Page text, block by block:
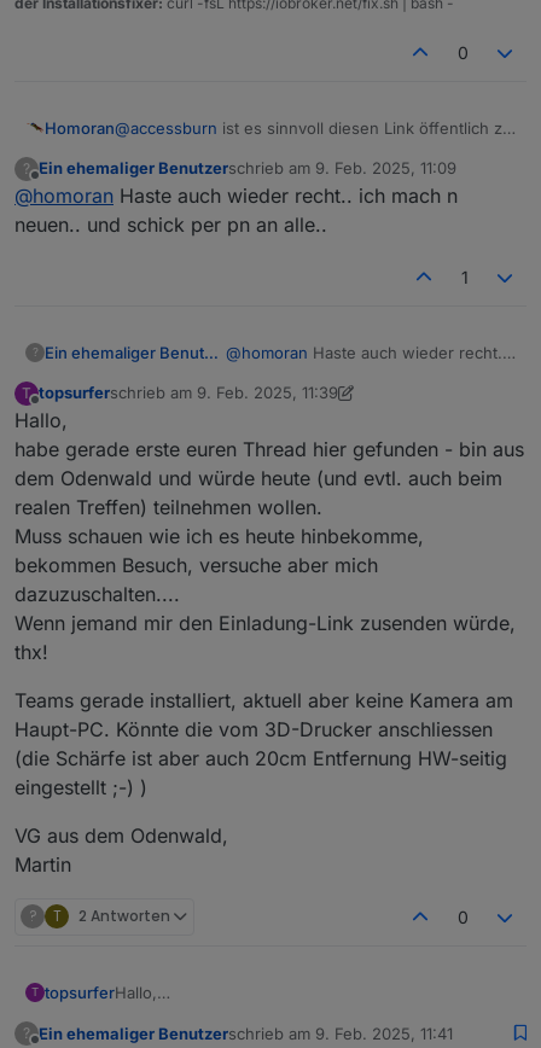
0
Homoran@accessburn ist es sinnvoll diesen Link öffentlich zu
?
Offline
Ein ehemaliger Benutzerschrieb am 9. Feb. 2025, 11:09
zuletzt editiert von
@homoran Haste auch wieder recht.. ich mach n
neuen.. und schick per pn an alle..
1
? Ein ehemaliger Benutzer @homoran Haste auch wieder recht..
an alle..
T
Offline
topsurferschrieb am 9. Feb. 2025, 11:39
zuletzt editiert von topsurfer2. Sept. 2025, 12:39
Hallo,
habe gerade erste euren Thread hier gefunden - bin aus
dem Odenwald und würde heute (und evtl. auch beim
realen Treffen) teilnehmen wollen.
Muss schauen wie ich es heute hinbekomme,
bekommen Besuch, versuche aber mich
dazuzuschalten....
Wenn jemand mir den Einladung-Link zusenden würde,
thx!
Teams gerade installiert, aktuell aber keine Kamera am
Haupt-PC. Könnte die vom 3D-Drucker anschliessen
(die Schärfe ist aber auch 20cm Entfernung HW-seitig
eingestellt ;-) )
VG aus dem Odenwald,
Martin
? T 2 Antworten 0
T topsurferHallo,
aus dem Odenwald und würde heute (und evtl. auch
Teams gerade installiert, aktuell aber keine Kamera
? Ein ehemaliger Benutzerschrieb am 9. Feb. 2025, 11:41
zuletzt editiert von